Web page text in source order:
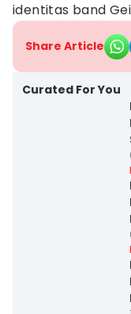
identitas band
Share Article
Curated For You